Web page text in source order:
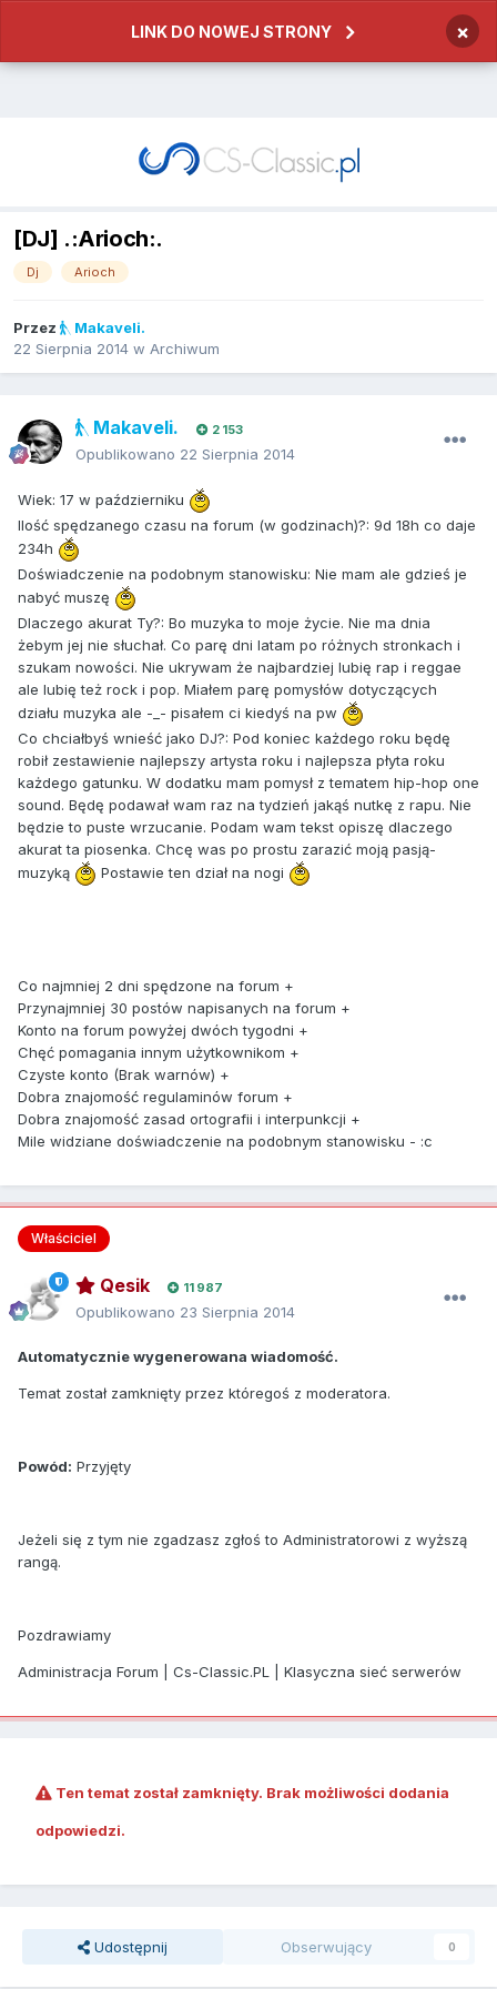
LINK DO NOWEJ STRONY ×
[DJ] .:Arioch:.
Dj Arioch
Przez
Makaveli.
22 Sierpnia 2014 w Archiwum
Makaveli. 2 153
Opublikowano 22 Sierpnia 2014
Wiek: 17 w październiku
Ilość spędzanego czasu na forum (w godzinach)?: 9d 18h co daje
234h
Doświadczenie na podobnym stanowisku: Nie mam ale gdzieś je
nabyć muszę
Dlaczego akurat Ty?: Bo muzyka to moje życie. Nie ma dnia
żebym jej nie słuchał. Co parę dni latam po różnych stronkach i
szukam nowości. Nie ukrywam że najbardziej lubię rap i reggae
ale lubię też rock i pop. Miałem parę pomysłów dotyczących
działu muzyka ale -_- pisałem ci kiedyś na pw
Co chciałbyś wnieść jako DJ?: Pod koniec każdego roku będę
robił zestawienie najlepszy artysta roku i najlepsza płyta roku
każdego gatunku. W dodatku mam pomysł z tematem hip-hop one
sound. Będę podawał wam raz na tydzień jakąś nutkę z rapu. Nie
będzie to puste wrzucanie. Podam wam tekst opiszę dlaczego
akurat ta piosenka. Chcę was po prostu zarazić moją pasją-
muzyką
Postawie ten dział na nogi
Co najmniej 2 dni spędzone na forum +
Przynajmniej 30 postów napisanych na forum +
Konto na forum powyżej dwóch tygodni +
Chęć pomagania innym użytkownikom +
Czyste konto (Brak warnów) +
Dobra znajomość regulaminów forum +
Dobra znajomość zasad ortografii i interpunkcji +
Mile widziane doświadczenie na podobnym stanowisku - :c
Właściciel
Qesik 11 987
Opublikowano 23 Sierpnia 2014
Automatycznie wygenerowana wiadomość.
Temat został zamknięty przez któregoś z moderatora.
Powód: Przyjęty
Jeżeli się z tym nie zgadzasz zgłoś to Administratorowi z wyższą
rangą.
Pozdrawiamy
Administracja Forum | Cs-Classic.PL | Klasyczna sieć serwerów
Ten temat został zamknięty. Brak możliwości dodania
odpowiedzi.
Udostępnij Obserwujący 0